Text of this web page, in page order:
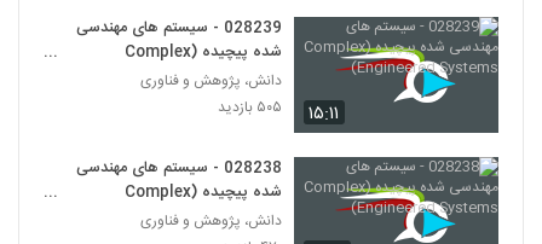
259
028270 - سیستم های سازگار پیچیده
۵۶۰ بازدید
028271 - سیستم های سازگار پیچیده
(Complex Adaptive Systems)
028272 - سیستم های سازگار پیچیده
۱۵:۱۱
028239 - سیستم های مهندسی
شده پیچیده (Complex
Engineered Systems)
دانش، پژوهش و فناوری
۵۰۵ بازدید
028238 - سیستم های مهندسی
شده پیچیده (Complex
Engineered Systems)
دانش، پژوهش و فناوری